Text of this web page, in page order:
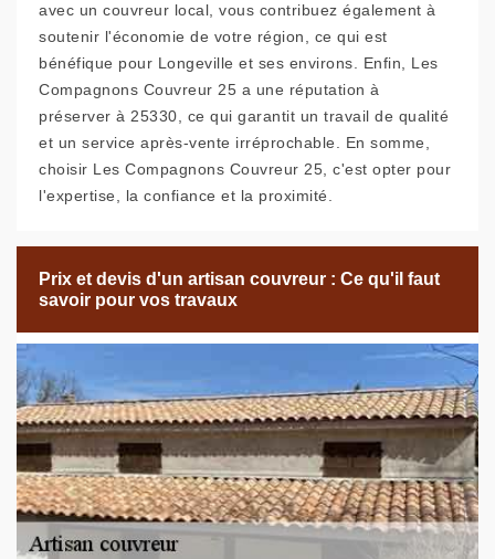
avec un couvreur local, vous contribuez également à
soutenir l'économie de votre région, ce qui est
bénéfique pour Longeville et ses environs. Enfin, Les
Compagnons Couvreur 25 a une réputation à
préserver à 25330, ce qui garantit un travail de qualité
et un service après-vente irréprochable. En somme,
choisir Les Compagnons Couvreur 25, c'est opter pour
l'expertise, la confiance et la proximité.
Prix et devis d'un artisan couvreur : Ce qu'il faut
savoir pour vos travaux